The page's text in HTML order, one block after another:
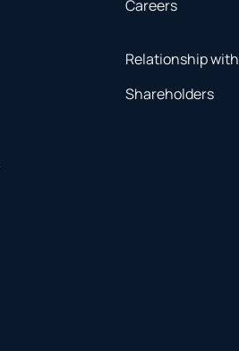
Careers
Relationship with
Shareholders